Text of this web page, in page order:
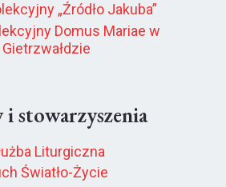
„Źródło Jakuba”
Domus Mariae w
Gietrzwałdzie
stowarzyszenia
Liturgiczna
Światło-Życie